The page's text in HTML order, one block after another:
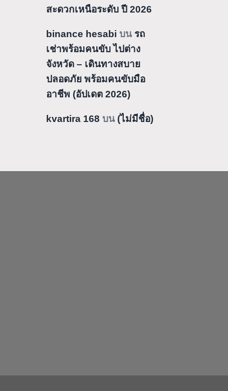
สะดวกเหนือระดับ ปี 2026
binance hesabi บน รถ
เช่าพร้อมคนขับ ไปต่าง
จังหวัด – เดินทางสบาย
ปลอดภัย พร้อมคนขับมือ
อาชีพ (อัปเดต 2026)
kvartira 168 บน (ไม่มีชื่อ)